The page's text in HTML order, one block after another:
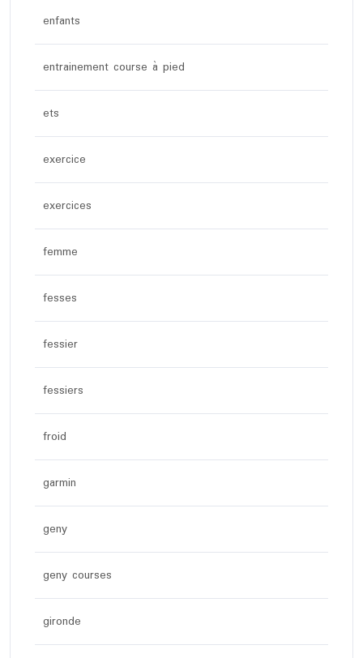
enfants
entrainement course à pied
ets
exercice
exercices
femme
fesses
fessier
fessiers
froid
garmin
geny
geny courses
gironde